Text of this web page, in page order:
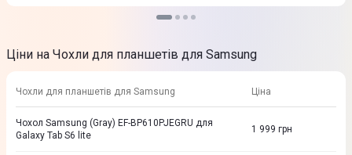
Ціни на Чохли для планшетів для Samsung
Чохли для планшетів для Samsung Ціна
Чохол Samsung (Gray) EF-BP610PJEGRU для
Galaxy Tab S6 lite
1 999 грн